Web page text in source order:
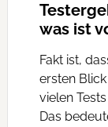
was ist
Fakt ist,
ersten
vielen
Das